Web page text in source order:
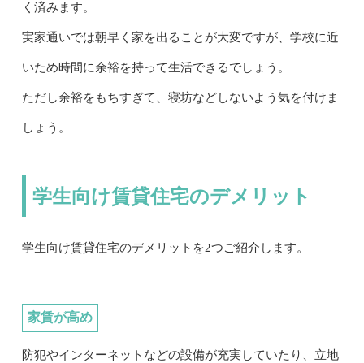
く済みます。
実家通いでは朝早く家を出ることが大変ですが、学校に近
いため時間に余裕を持って生活できるでしょう。
ただし余裕をもちすぎて、寝坊などしないよう気を付けま
しょう。
学生向け賃貸住宅のデメリット
学生向け賃貸住宅のデメリットを2つご紹介します。
家賃が高め
防犯やインターネットなどの設備が充実していたり、立地